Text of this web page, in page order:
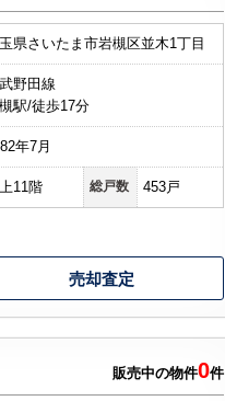
県さいたま市岩槻区並木1丁目
野田線
駅/徒歩17分
年7月
11階 総戸数 453戸
売却査定
販売中の物件0件